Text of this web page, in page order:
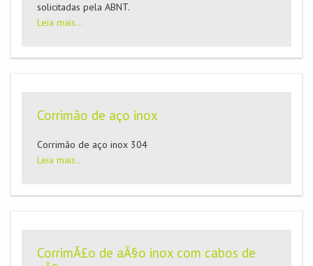
solicitadas pela ABNT.
Leia mais...
Corrimão de aço inox
Corrimão de aço inox 304
Leia mais...
CorrimÃ£o de aÃ§o inox com cabos de